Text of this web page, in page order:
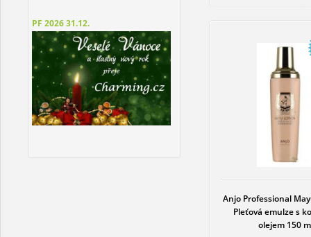
PF 202631.12.
Anjo Professional
Pleťová emulze s
olejem 150